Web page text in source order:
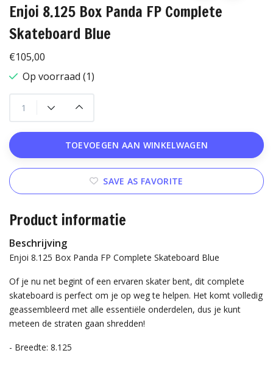
Enjoi 8.125 Box Panda FP Complete
Skateboard Blue
€105,00
Op voorraad (1)
TOEVOEGEN AAN WINKELWAGEN
SAVE AS FAVORITE
Product informatie
Beschrijving
Enjoi 8.125 Box Panda FP Complete Skateboard Blue
Of je nu net begint of een ervaren skater bent, dit complete
skateboard is perfect om je op weg te helpen. Het komt volledig
geassembleerd met alle essentiële onderdelen, dus je kunt
meteen de straten gaan shredden!
- Breedte: 8.125